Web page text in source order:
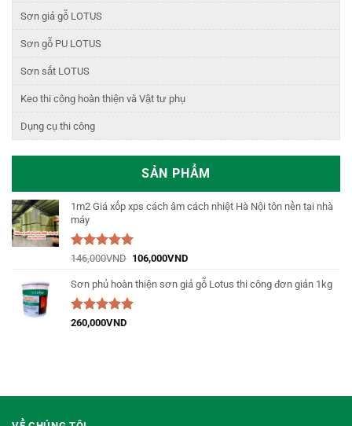
Sơn giả gỗ LOTUS
Sơn gỗ PU LOTUS
Sơn sắt LOTUS
Keo thi công hoàn thiện và Vật tư phụ
Dụng cụ thi công
SẢN PHẨM
1m2 Giá xốp xps cách âm cách nhiệt Hà Nội tôn nền tại nhà
máy
Được xếp
sao
146,000VND 106,000VND
Sơn phủ hoàn thiện sơn giả gỗ Lotus thi công đơn giản 1kg
Được xếp
260,000VND